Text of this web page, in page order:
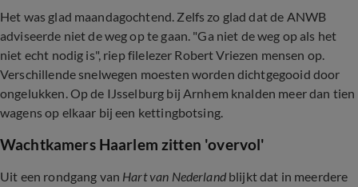
Het was glad maandagochtend. Zelfs zo glad dat de ANWB
adviseerde niet de weg op te gaan. "Ga niet de weg op als het
niet echt nodig is", riep filelezer Robert Vriezen mensen op.
Verschillende snelwegen moesten worden dichtgegooid door
ongelukken. Op de IJsselburg bij Arnhem knalden meer dan tien
wagens op elkaar bij een kettingbotsing.
Wachtkamers Haarlem zitten 'overvol'
Uit een rondgang van Hart van Nederlandblijkt dat in meerdere